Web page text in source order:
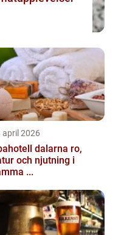
april 2026
dalarna ro,
och njutning i
...